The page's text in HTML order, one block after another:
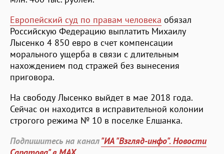
Европейский суд по правам человека обязал
Российскую Федерацию выплатить Михаилу
Лысенко 4 850 евро в счет компенсации
морального ущерба в связи с длительным
нахождением под стражей без вынесения
приговора.
На свободу Лысенко выйдет в мае 2018 года.
Сейчас он находится в исправительной колонии
строгого режима № 10 в поселке Елшанка.
Подпишитесь на канал"ИА "Взгляд-инфо". Новости